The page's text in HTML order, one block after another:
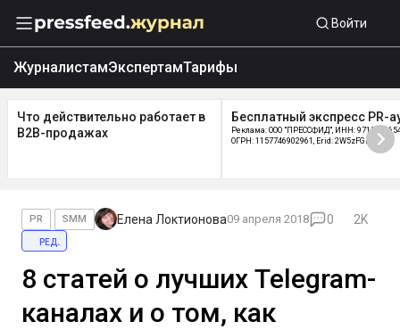
Войти
ЖурналистамЭкспертамТарифы
Что действительно работает в
B2B-продажах
Бесплатный экспресс PR-
Реклама: ООО "ПРЕССФИД", ИНН:
ОГРН: 1157746902961, Erid: 2W5zFGDycPz
PR SMM Елена Локтионова09 апреля 2018 0
2K
ред.
8 статей о лучших Telegram-
каналах и о том, как